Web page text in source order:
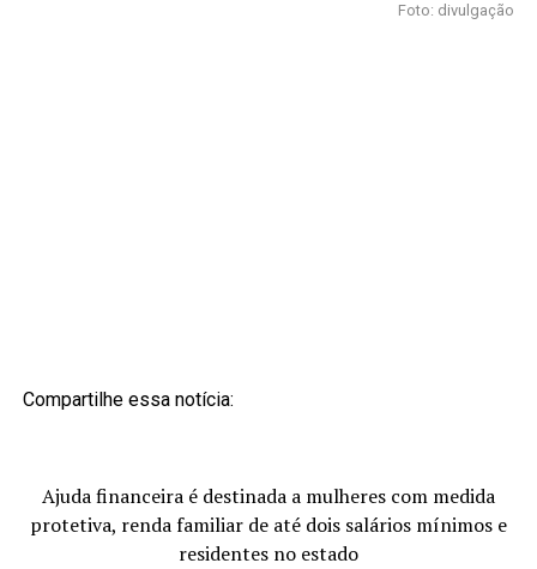
Foto: divulgação
Compartilhe essa notícia:
Ajuda financeira é destinada a mulheres com medida
protetiva, renda familiar de até dois salários mínimos e
residentes no estado